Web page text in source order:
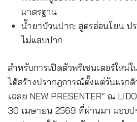
มาตรฐาน
น้ำยาบ้วนปาก: สูตรอ่อนโยน ป
ไม่แสบปาก
สำหรับการเปิดตัวพรีเซนเตอร์ใหม่ใ
ได้สร้างปรากฎการณ์ตั้งแต่วันแรกด้
เฉลย NEW PRESENTER” ณ
30 เมษายน 2569 ที่ผ่านมา มอบป